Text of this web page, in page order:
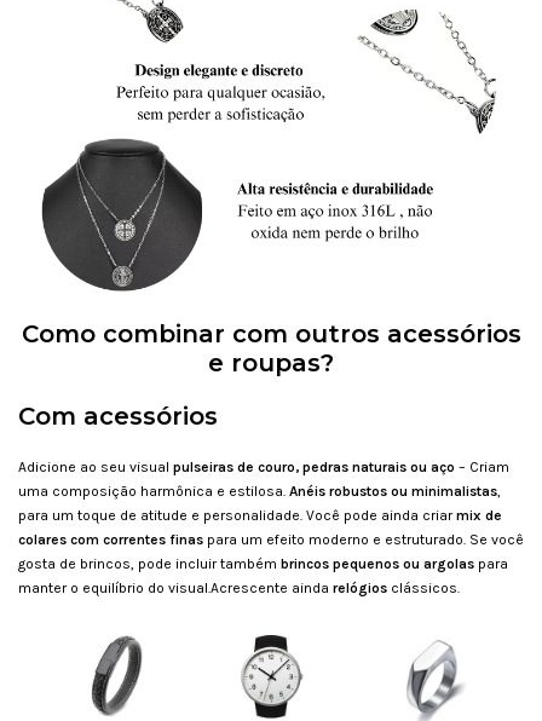
Como combinar com outros acessórios
e roupas?
Com acessórios
Adicione ao seu visual pulseiras de couro, pedras naturais ou aço – Criam
uma composição harmônica e estilosa. Anéis robustos ou minimalistas,
para um toque de atitude e personalidade. Você pode ainda criarmix de
colares com correntes finas para um efeito moderno e estruturado. Se você
gosta de brincos, pode incluir também brincos pequenos ou argolas para
manter o equilíbrio do visual.Acrescente ainda relógios clássicos.